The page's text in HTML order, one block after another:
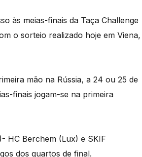
às meias-finais da Taça Challenge
o sorteio realizado hoje em Viena,
mão na Rússia, a 24 ou 25 de
finais jogam-se na primeira
HC Berchem (Lux) e SKIF
dos quartos de final.